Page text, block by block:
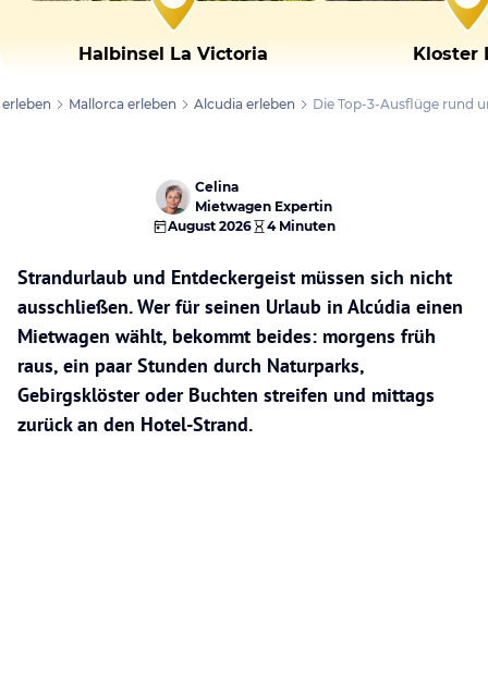
Halbinsel La Victoria Kloster
Mallorca erleben Alcudia erleben Die Top-3-Ausflüge rund
Celina
Mietwagen Expertin
August 2026
4 Minuten
Strandurlaub und Entdeckergeist müssen sich nicht
ausschließen. Wer für seinen Urlaub in Alcúdia einen
Mietwagen wählt, bekommt beides: morgens früh
raus, ein paar Stunden durch Naturparks,
Gebirgsklöster oder Buchten streifen und mittags
zurück an den Hotel-Strand.